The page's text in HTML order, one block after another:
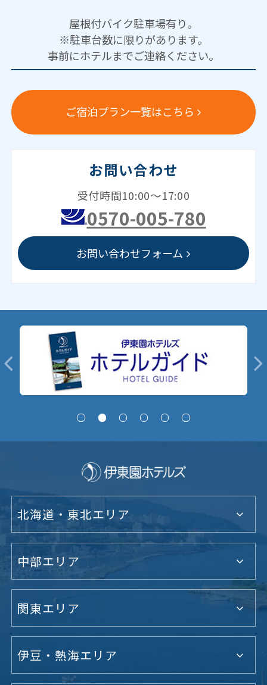
屋根付バイク駐車場有り。
※駐車台数に限りがあります。
事前にホテルまでご連絡ください。
ご宿泊プラン一覧はこちら
お問い合わせ
受付時間10:00～17:00
0570-005-780
お問い合わせフォーム
北海道・東北エリア
中部エリア
関東エリア
伊豆・熱海エリア